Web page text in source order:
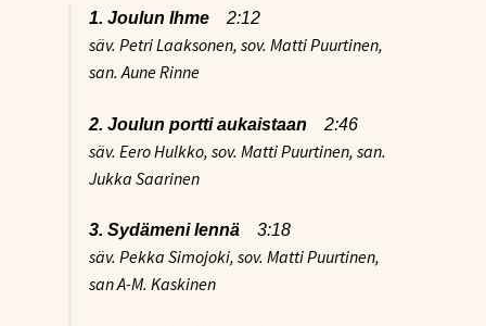
1. Joulun Ihme2:12
säv. Petri Laaksonen, sov. Matti Puurtinen,
san. Aune Rinne
2. Joulun portti aukaistaan 2:46
säv. Eero Hulkko, sov. Matti Puurtinen, san.
Jukka Saarinen
3. Sydämeni lennä3:18
säv. Pekka Simojoki, sov. Matti Puurtinen,
san A-M. Kaskinen